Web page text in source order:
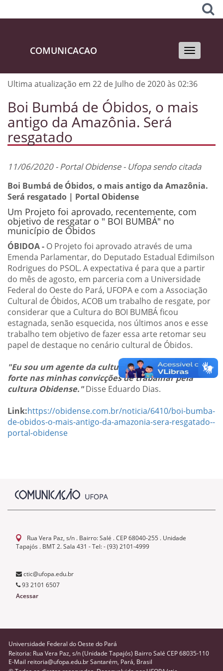
Toggle
COMUNICACAO
Ultima atualização em 22 de Julho de 2020 às 02:36
Boi Bumbá de Óbidos, o mais
antigo da Amazônia. Será
resgatado
11/06/2020 - Portal Obidense - Ufopa sendo citada
Boi Bumbá de Óbidos, o mais antigo da Amazônia.
Será resgatado | Portal Obidense
Um Projeto foi aprovado, recentemente, com
objetivo de resgatar o " BOI BUMBÁ" no
município de Óbidos
ÓBIDOA - O Projeto foi aprovado através de uma
Emenda Parlamentar, do Deputado Estadual Edimilson
Rodrigues do PSOL. A expectativa é para que a partir
do mês de agosto, em parceria com a Universidade
Federal do Oeste do Pará, UFOPA e com a Associação
Cultural de Óbidos, ACOB um trabalho de resgate, por
considerar que a Cultura do BOI BUMBÁ ficou
estagnada, senão esquecida, nos últimos anos e esse
trabalho tem objetivo de fazer essa arte retomar seu
papel de destaque no cenário cultural de Óbidos.
"Eu sou um agente da cultura, eu continuo firme e
forte nas minhas convicções de trabalhar pela
cultura Obidense."Disse Eduardo Dias.
Link:https://obidense.com.br/noticia/6410/boi-bumba-
de-obidos-o-mais-antigo-da-amazonia-sera-resgatado--
portal-obidense
Rua Vera Paz, s/n . Bairro: Salé . CEP 68040-255 . Unidade
Tapajós . BMT 2. Sala 431 - Tel: - (93) 2101-4999
ctic@ufopa.edu.br
93 2101 6507
Acessar
Universidade Federal do Oeste do Pará
Reitoria: Rua Vera Paz, s/n (Unidade Tapajós) Bairro Salé CEP 68035-110
E-Mail reitoria@ufopa.edu.br Santarém, Pará, Brasil